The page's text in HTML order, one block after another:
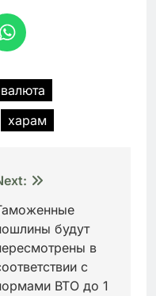
харам
будут
в
с
ВТО до 1